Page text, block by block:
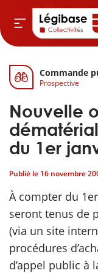
& Cimetières
& Élu local
Finances locales
publique
Commande
Prospective
Nouvelle
du 1er
Publié le 16 novembre
À compter du
seront tenus de
(via un site
procédures
d’appel public à